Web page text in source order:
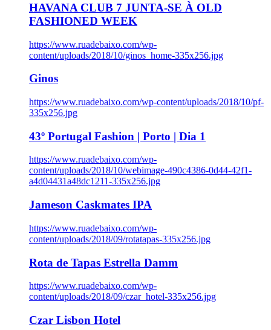
HAVANA CLUB 7 JUNTA-SE À OLD
FASHIONED WEEK
https://www.ruadebaixo.com/wp-
content/uploads/2018/10/ginos_home-335x256.jpg
Ginos
https://www.ruadebaixo.com/wp-content/uploads/2018/10/pf-
335x256.jpg
43º Portugal Fashion | Porto | Dia 1
https://www.ruadebaixo.com/wp-
content/uploads/2018/10/webimage-490c4386-0d44-42f1-
a4d04431a48dc1211-335x256.jpg
Jameson Caskmates IPA
https://www.ruadebaixo.com/wp-
content/uploads/2018/09/rotatapas-335x256.jpg
Rota de Tapas Estrella Damm
https://www.ruadebaixo.com/wp-
content/uploads/2018/09/czar_hotel-335x256.jpg
Czar Lisbon Hotel